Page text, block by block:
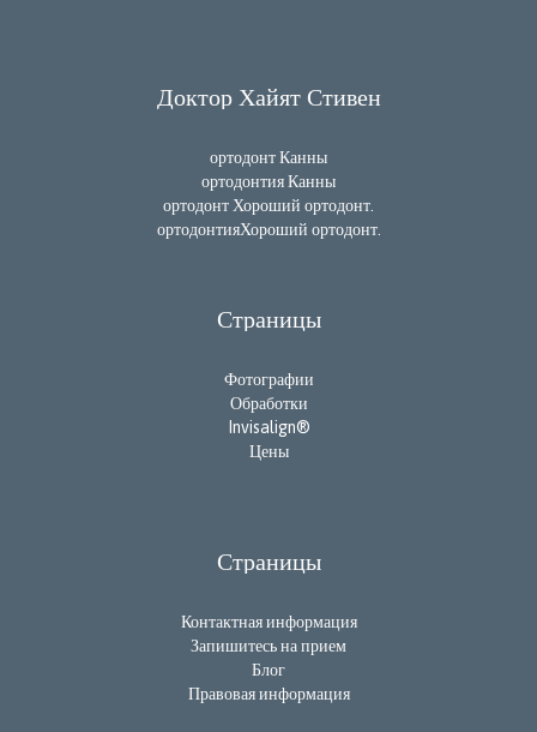
Доктор Хайят Стивен
ортодонт Канны
ортодонтия Канны
ортодонт Хороший ортодонт.
ортодонтияХороший ортодонт.
Страницы
Фотографии
Обработки
Invisalign®
Цены
Страницы
Контактная информация
Запишитесь на прием
Блог
Правовая информация